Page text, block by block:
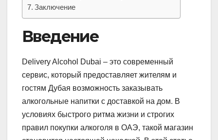
Заключение
Введение
Delivery Alcohol Dubai – это современный
сервис, который предоставляет жителям и
гостям Дубая возможность заказывать
алкогольные напитки с доставкой на дом. В
условиях быстрого ритма жизни и строгих
правил покупки алкоголя в ОАЭ, такой магазин